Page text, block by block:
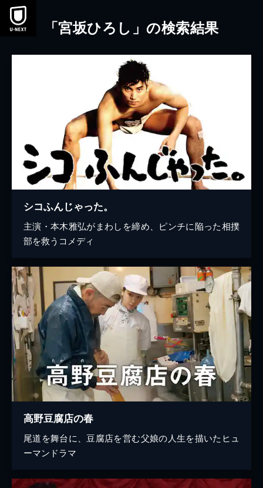
本文へスキップ
「宮坂ひろし」の検索結果
シコふんじゃった。
主演・本木雅弘がまわしを締め、ピンチに陥った相撲
部を救うコメディ
高野豆腐店の春
尾道を舞台に、豆腐店を営む父娘の人生を描いたヒュ
ーマンドラマ